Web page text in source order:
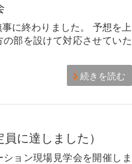
に終わりました。 予想を上
部を設けて対応させていた
続きを読む
に達しました）
ョン現場見学会を開催しま